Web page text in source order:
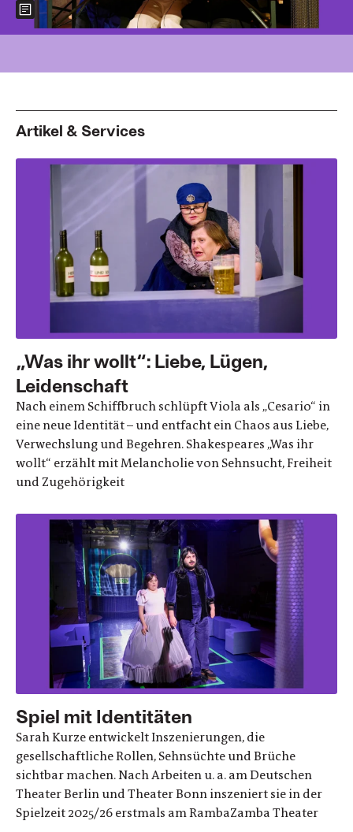
Show more information about the image
Artikel & Services
„Was ihr wollt“: Liebe, Lügen,
Leidenschaft
Nach einem Schiffbruch schlüpft Viola als „Cesario“ in
eine neue Identität – und entfacht ein Chaos aus Liebe,
Verwechslung und Begehren. Shakespeares „Was ihr
wollt“ erzählt mit Melancholie von Sehnsucht, Freiheit
und Zugehörigkeit
Spiel mit Identitäten
Sarah Kurze entwickelt Inszenierungen, die
gesellschaftliche Rollen, Sehnsüchte und Brüche
sichtbar machen. Nach Arbeiten u. a. am Deutschen
Theater Berlin und Theater Bonn inszeniert sie in der
Spielzeit 2025/26 erstmals am RambaZamba Theater